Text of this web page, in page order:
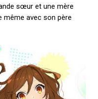
sœur et une mère
même avec son père